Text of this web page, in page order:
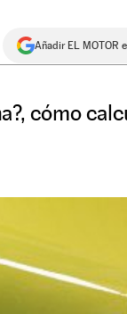
Añadir EL MOTOR
cómo